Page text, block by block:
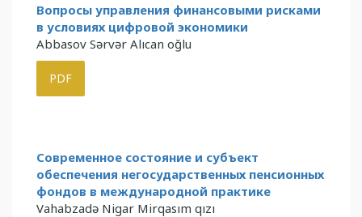
Вопросы управления финансовыми рисками
в условиях цифровой экономики
Abbasov Sərvər Alıcan oğlu
PDF
Современное состояние и субъект
обеспечения негосударственных пенсионных
фондов в международной практике
Vahabzadə Nigar Mirqasım qızı